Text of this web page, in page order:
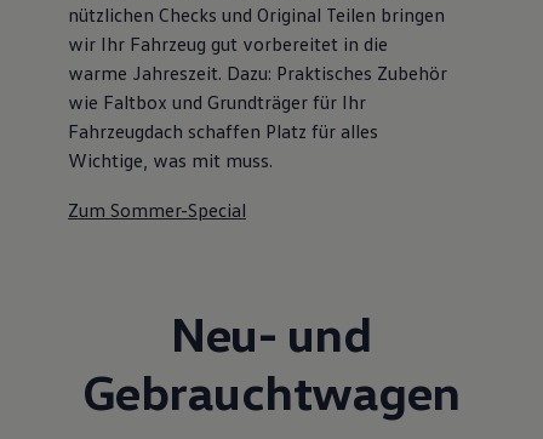
nützlichen Checks und Original Teilen bringen
wir Ihr Fahrzeug gut vorbereitet in die
warme Jahreszeit. Dazu: Praktisches Zubehör
wie Faltbox und Grundträger für Ihr
Fahrzeugdach schaffen Platz für alles
Wichtige, was mit muss.
Zum Sommer-Special
Neu- und
Gebrauchtwagen